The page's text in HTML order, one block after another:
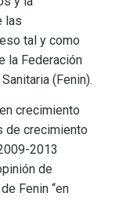
las
tal y como
la Federación
(Fenin).
crecimiento
de crecimiento
2013
de
Fenin “en